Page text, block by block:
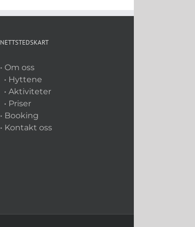
NETTSTEDSKART
• Om oss
• Hyttene
• Aktiviteter
• Priser
• Booking
• Kontakt oss